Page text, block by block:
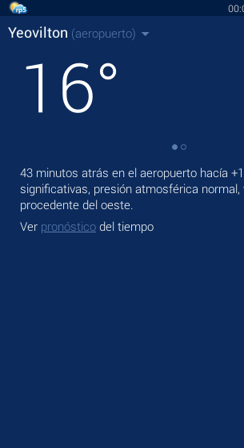
Yeovilton (aeropuerto)
16°
43 minutos atrás en el aeropuerto hacía
significativas, presión atmosférica normal,
procedente del oeste.
Ver pronóstico del tiempo